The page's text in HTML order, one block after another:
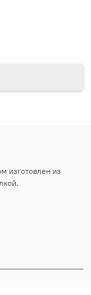
изготовлен из